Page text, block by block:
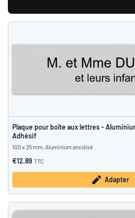
Plaque pour boîte aux lettres -
Adhésif
100 x 25 mm, Aluminium anodisé
€12.89 TTC
Adapter